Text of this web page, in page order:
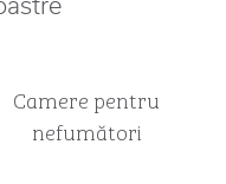
Camere pentru
nefumători